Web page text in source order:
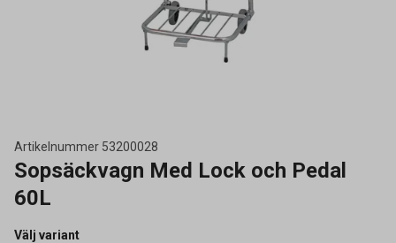
Artikelnummer 53200028
Sopsäckvagn Med Lock och Pedal
60L
Välj variant